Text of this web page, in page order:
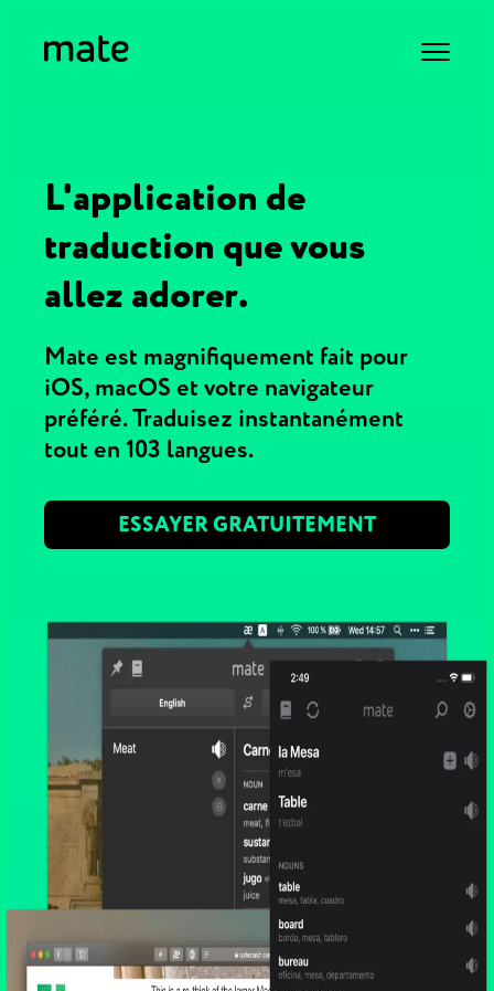
L'application de
traduction que vous
allez adorer.
Mate est magnifiquement fait pour
iOS, macOS et votre navigateur
préféré. Traduisez instantanément
tout en 103 langues.
ESSAYER GRATUITEMENT